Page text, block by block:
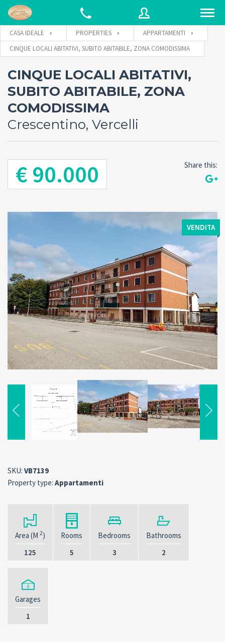
Password
Connect with:
Forgot
password?
Remember me
CASA IDEALE PROPERTIES
APPARTAMENTI
CINQUE LOCALI ABITATIVI, SUBITO ABITABILE, ZONA COMODISSIMA
CINQUE LOCALI ABITATIVI,
SUBITO ABITABILE, ZONA
COMODISSIMA
Crescentino, Vercelli
€ 90.000 Share this:
VENDITA
SKU: VB7139
Property type: Appartamenti
Area (M 2)
125
Rooms
5
Bedrooms
3
Bathrooms
2
Garages
1